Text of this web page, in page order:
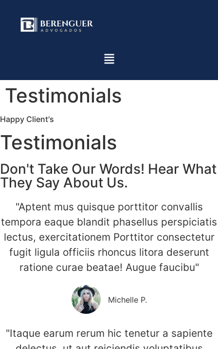
Testimonials
Happy Client's
Testimonials
Don't Take Our Words! Hear What
They Say About Us.
"Aptent mus quisque porttitor convallis
tempora eaque blandit phasellus perspiciatis
lectus, exercitationem Porttitor consectetur
fugit ligula officiis rhoncus litora deserunt
ratione curae beatae! Augue faucibu"
Michelle P.
"Itaque earum rerum hic tenetur a sapiente